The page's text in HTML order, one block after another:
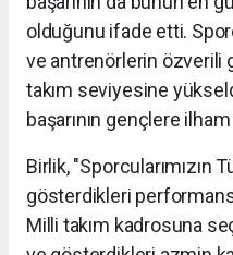
olduğunu ifade etti.
ve antrenörlerin özverili
takım seviyesine
başarının gençlere
Birlik, "Sporcularımızın
gösterdikleri
Milli takım kadrosuna